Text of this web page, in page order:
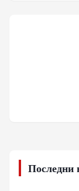
Последни